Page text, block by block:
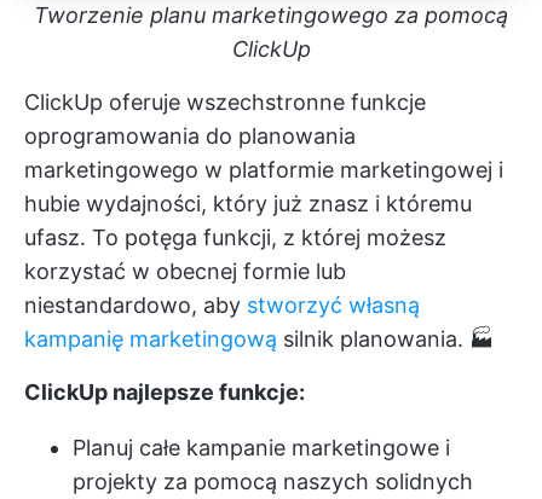
Tworzenie planu marketingowego za pomocą
ClickUp
ClickUp oferuje wszechstronne funkcje
oprogramowania do planowania
marketingowego w platformie marketingowej i
hubie wydajności, który już znasz i któremu
ufasz. To potęga funkcji, z której możesz
korzystać w obecnej formie lub
niestandardowo, aby stworzyć własną
kampanię marketingową silnik planowania. 🏭
ClickUp najlepsze funkcje:
Planuj całe kampanie marketingowe i
projekty za pomocą naszych solidnych